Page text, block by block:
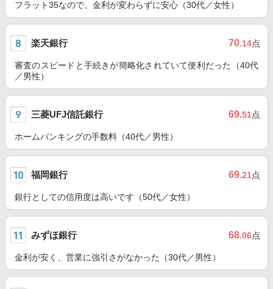
フラット35なので、金利が変わらずに安心（30代／女性）
楽天銀行 70.14点
審査のスピードと手続きが簡略化されていて便利だった（40代
／男性）
三菱UFJ信託銀行 69.51点
ホームバンキングの手数料（40代／男性）
福岡銀行 69.21点
銀行としての信用度は高いです（50代／女性）
みずほ銀行 68.06点
金利が安く、営業に強引さがなかった（30代／男性）